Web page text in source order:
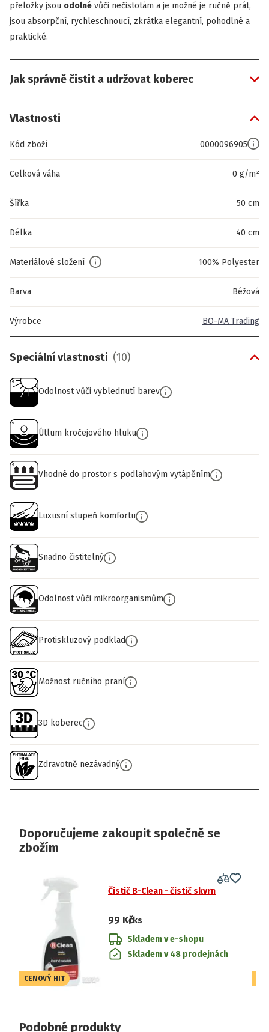
přeložky jsou odolné vůči nečistotám a je možné je ručně prát,
jsou absorpční, rychleschnoucí, zkrátka elegantní, pohodlné a
praktické.
Jak správně čistit a udržovat koberec
Vlastnosti
Kód zboží 0000096905
Celková váha 0 g/m²
Šířka 50 cm
Délka 40 cm
Materiálové složení 100% Polyester
Barva Béžová
Výrobce BO-MA Trading
Speciální vlastnosti (10)
Odolnost vůči vyblednutí barev
Útlum kročejového hluku
Vhodné do prostor s podlahovým vytápěním
Luxusní stupeň komfortu
Snadno čistitelný
Odolnost vůči mikroorganismům
Protiskluzový podklad
Možnost ručního praní
3D koberec
Zdravotně nezávadný
Doporučujeme zakoupit společně se
zbožím
CENOVÝ HIT
Čistič B-Clean - čistič skvrn
99 Kč/ks
Skladem v e-shopu
Skladem v 48 prodejnách
Podobné produkty